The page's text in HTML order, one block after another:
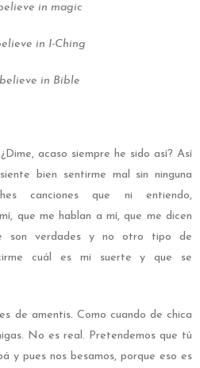
in magic
in I-Ching
believe in Bible
acaso siempre he sido así? Así
bien sentirme mal sin ninguna
canciones que ni entiendo,
que me hablan a mí, que me dicen
son verdades y no otro tipo de
cuál es mi suerte y que se
de amentis. Como cuando de chica
No es real. Pretendemos que tú
y pues nos besamos, porque eso es